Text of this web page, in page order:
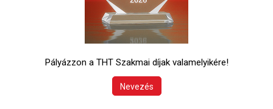
Pályázzon a THT Szakmai díjak valamelyikére!
Nevezés